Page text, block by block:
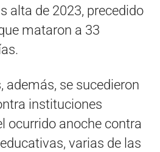
alta de 2023, precedido
mataron a 33
además, se sucedieron
instituciones
ocurrido anoche contra
varias de las